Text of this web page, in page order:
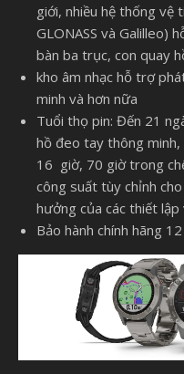
giới, nhiều hệ thống vệ
GLONASS và Galilleo)
bàn ba trục, con quay
kho âm nhạc hỗ trợ
minh và hơn nữa
Tuổi thọ pin: Đến 21
hồ đeo tay thông minh,
16 giờ, 70 giờ trong
công suất tùy chỉnh
hưởng của các thiết
Bảo hành chính hãng